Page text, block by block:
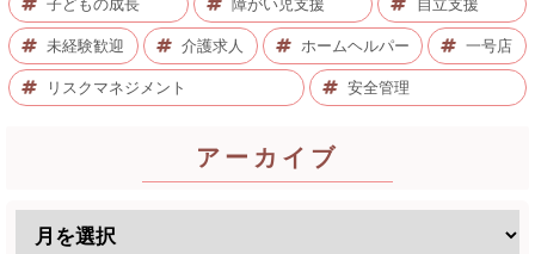
子どもの成長 障がい児支援 自立支援
未経験歓迎 介護求人 ホームヘルパー 一号店
リスクマネジメント 安全管理
アーカイブ